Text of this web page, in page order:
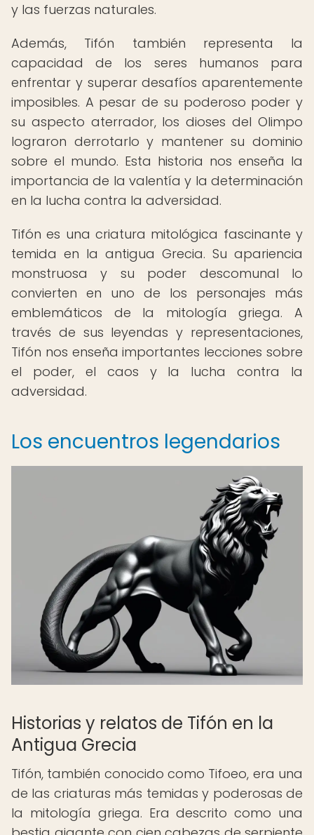
y las fuerzas naturales.
Además, Tifón también representa la
capacidad de los seres humanos para
enfrentar y superar desafíos aparentemente
imposibles. A pesar de su poderoso poder y
su aspecto aterrador, los dioses del Olimpo
lograron derrotarlo y mantener su dominio
sobre el mundo. Esta historia nos enseña la
importancia de la valentía y la determinación
en la lucha contra la adversidad.
Tifón es una criatura mitológica fascinante y
temida en la antigua Grecia. Su apariencia
monstruosa y su poder descomunal lo
convierten en uno de los personajes más
emblemáticos de la mitología griega. A
través de sus leyendas y representaciones,
Tifón nos enseña importantes lecciones sobre
el poder, el caos y la lucha contra la
adversidad.
Los encuentros legendarios
Historias y relatos de Tifón en la
Antigua Grecia
Tifón, también conocido como Tifoeo, era una
de las criaturas más temidas y poderosas de
la mitología griega. Era descrito como una